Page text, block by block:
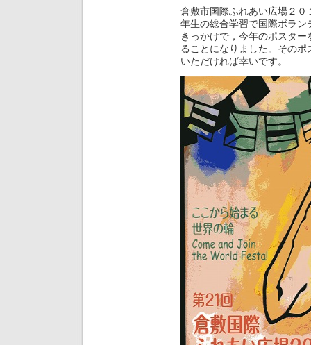
倉敷市国際ふれあい広場２
年生の総合学習で国際ボラ
きっかけで，今年のポスタ
ることになりました。その
いただければ幸いです。